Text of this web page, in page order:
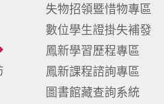
失物招領暨惜物專區
數位學生證掛失補發
鳳新學習歷程專區
鳳新課程諮詢專區
圖書館藏查詢系統